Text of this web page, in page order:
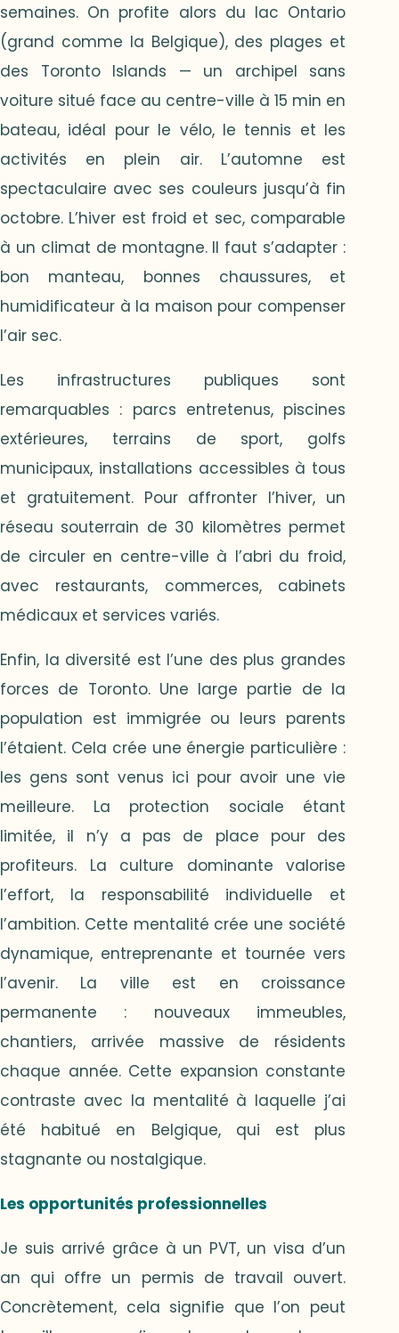
semaines. On profite alors du lac Ontario
(grand comme la Belgique), des plages et
des Toronto Islands — un archipel sans
voiture situé face au centre-ville à 15 min en
bateau, idéal pour le vélo, le tennis et les
activités en plein air. L’automne est
spectaculaire avec ses couleurs jusqu’à fin
octobre. L’hiver est froid et sec, comparable
à un climat de montagne. Il faut s’adapter :
bon manteau, bonnes chaussures, et
humidificateur à la maison pour compenser
l’air sec.
Les infrastructures publiques sont
remarquables : parcs entretenus, piscines
extérieures, terrains de sport, golfs
municipaux, installations accessibles à tous
et gratuitement. Pour affronter l’hiver, un
réseau souterrain de 30 kilomètres permet
de circuler en centre-ville à l’abri du froid,
avec restaurants, commerces, cabinets
médicaux et services variés.
Enfin, la diversité est l’une des plus grandes
forces de Toronto. Une large partie de la
population est immigrée ou leurs parents
l’étaient. Cela crée une énergie particulière :
les gens sont venus ici pour avoir une vie
meilleure. La protection sociale étant
limitée, il n’y a pas de place pour des
profiteurs. La culture dominante valorise
l’effort, la responsabilité individuelle et
l’ambition. Cette mentalité crée une société
dynamique, entreprenante et tournée vers
l’avenir. La ville est en croissance
permanente : nouveaux immeubles,
chantiers, arrivée massive de résidents
chaque année. Cette expansion constante
contraste avec la mentalité à laquelle j’ai
été habitué en Belgique, qui est plus
stagnante ou nostalgique.
Les opportunités professionnelles
Je suis arrivé grâce à un PVT, un visa d’un
an qui offre un permis de travail ouvert.
Concrètement, cela signifie que l’on peut